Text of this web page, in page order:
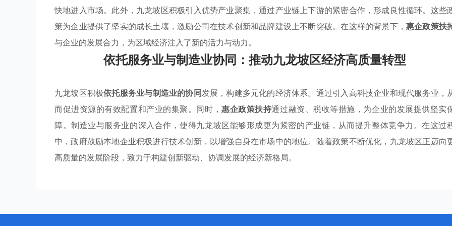
快地进入市场。此外，九龙坡区积极引入优势产业聚集，通过产业链上下游的紧密合作，形成良性循环。这些
策为企业提供了坚实的成长土壤，激励公司在技术创新和品牌建设上不断突破。在这样的背景下， 惠企政策扶
与企业的发展合力，为区域经济注入了新的活力与动力。
依托服务业与制造业协同：推动九龙坡区经济高质量转型
九龙坡区积极依托服务业与制造业的协同发展，构建多元化的经济体系。通过引入高科技企业和现代服务业，
而促进资源的有效配置和产业的集聚。同时，惠企政策扶持通过融资、税收等措施，为企业的发展提供坚实
障。制造业与服务业的深入合作，使得九龙坡区能够形成更为紧密的产业链，从而提升整体竞争力。在这过
中，政府鼓励本地企业积极进行技术创新，以增强自身在市场中的地位。随着政策不断优化，九龙坡区正迈向
高质量的发展阶段，致力于构建创新驱动、协调发展的经济新格局。